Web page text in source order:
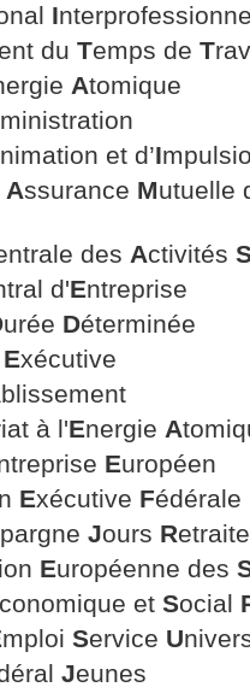
I
du Temps de T
Atomique
nimation et d’I
Assurance Mutuelle
des Activités
d'Entreprise
urée Déterminée
Exécutive
à l'Energie A
Européen
Exécutive Fédérale
pargne Jours Retraite
Européenne des
conomique et Social
mploi Service U
Jeunes